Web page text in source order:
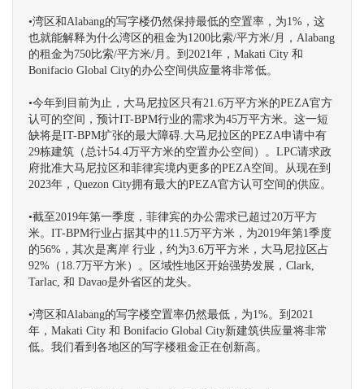
•湾区和Alabang的写字楼仍然保持最低的空置率，为1%，这
也就能解释为什么湾区的租金为1200比索/平方米/月，Alabang
的租金为750比索/平方米/月。到2021年，Makati City 和
Bonifacio Global City的办公空间供应量将非常低。
•今年到目前为止，大马尼拉区只有21.6万平方米的PEZA官方
认可的空间，预计IT-BPM行业的需求为45万平方米。这一短
缺将是IT-BPM扩张的最大障碍.大马尼拉区的PEZA申请中有
29栋建筑（总计54.4万平方米的空置办公空间）。LPC请求政
府批准大马尼拉区和菲律宾境内更多的PEZA空间。从现在到
2023年，Quezon City拥有最大的PEZA官方认可空间的供应。
•截至2019年第一季度，菲律宾的办公需求已超过20万平方
米。IT-BPM行业占据其中的11.5万平方米，为2019年第1季度
的56%，其次是离岸 行业，约为3.6万平方米，大马尼拉区占
92%（18.7万平方米）。区域性地区开始强势发展，Clark,
Tarlac, 和 Davao是外省区的龙头。
•湾区和Alabang的写字楼空置率仍然最低，为1%。到2021
年，Makati City 和 Bonifacio Global City新建筑供应量将非常
低。我们看到各地区的写字楼租金正在创新高。